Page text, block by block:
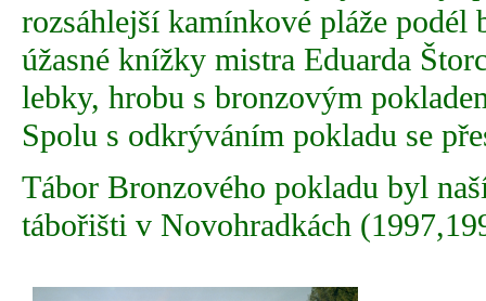
rozsáhlejší kamínkové pláže podél
úžasné knížky mistra Eduarda
lebky, hrobu s bronzovým
Spolu s odkrýváním pokladu se
Tábor Bronzového pokladu byl
tábořišti v Novohradkách